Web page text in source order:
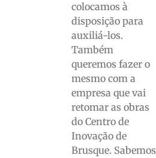
colocamos à
disposição para
auxiliá-los.
Também
queremos fazer o
mesmo com a
empresa que vai
retomar as obras
do Centro de
Inovação de
Brusque. Sabemos